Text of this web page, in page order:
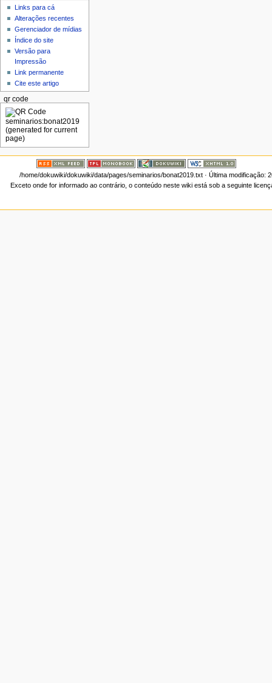
Links para cá
Alterações recentes
Gerenciador de mídias
Índice do site
Versão para
Impressão
Link permanente
Cite este artigo
qr code
/home/dokuwiki/dokuwiki/data/pages/seminarios/bonat2019.txt· Última modificação:
Exceto onde for informado ao contrário, o conteúdo neste wiki está sob a seguinte